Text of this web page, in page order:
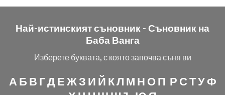
Най-истинският съновник - Съновник на
Баба Ванга
Изберете буквата, с която започва съня ви
А Б В ГДЕЖЗ И Й КЛ М Н О П Р СТУФ